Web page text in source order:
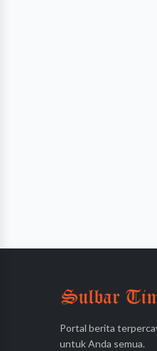
Portal berita
untuk Anda semua.